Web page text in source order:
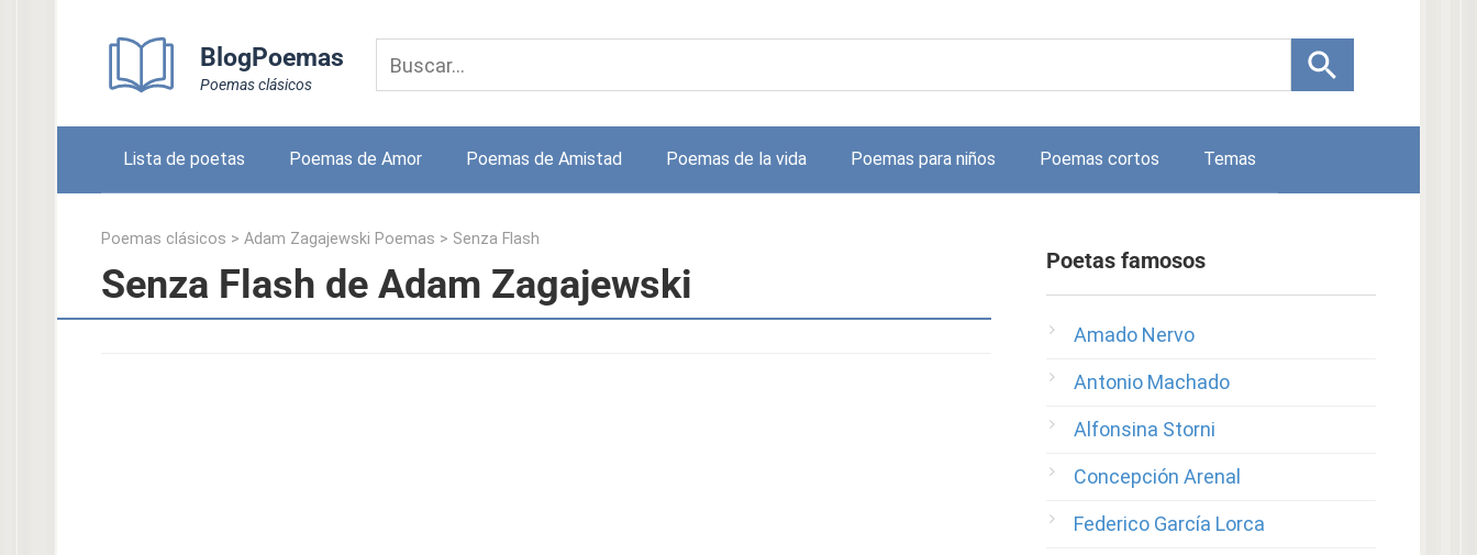
BlogPoemas
Poemas clásicos
Lista de poetas Poemas de Amor Poemas de Amistad Poemas de la vida Poemas para niños Poemas cortos Temas
Poemas clásicos > Adam Zagajewski Poemas > Senza Flash
Senza Flash de Adam Zagajewski
Poetas famosos
Amado Nervo
Antonio Machado
Alfonsina Storni
Concepción Arenal
Federico García Lorca